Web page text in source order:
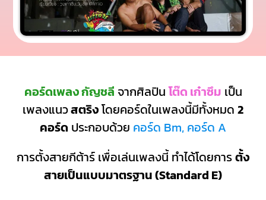
คอร์ดเพลง กัญชลี จากศิลปินโต๊ด เก๋าซึม เป็น
เพลงแนวสตริงโดยคอร์ดในเพลงนี้มีทั้งหมด 2
คอร์ด ประกอบด้วย คอร์ด Bm, คอร์ด A
การตั้งสายกีต้าร์ เพื่อเล่นเพลงนี้ ทำได้โดยการตั้ง
สายเป็นแบบมาตรฐาน (Standard E)